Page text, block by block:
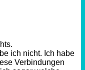
ich nicht. Ich habe
Verbindungen